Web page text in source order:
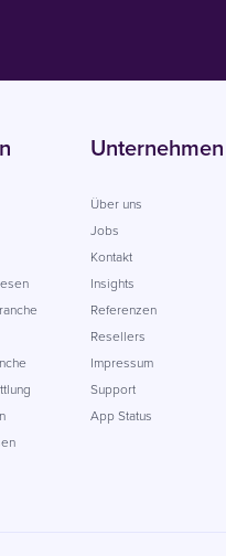
Unternehmen
Über uns
Jobs
Kontakt
Insights
Referenzen
Resellers
Impressum
Support
App Status